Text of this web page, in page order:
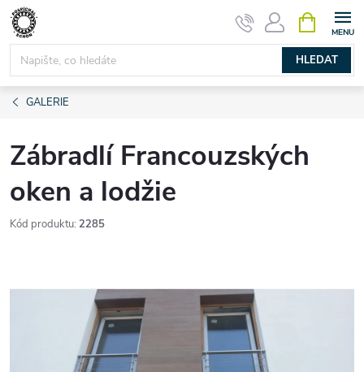
Přejít
obsah
HLEDAT
NÁKUPNÍ
KOŠÍK
GALERIE
Zábradlí Francouzských
oken a lodžie
Kód produktu: 2285